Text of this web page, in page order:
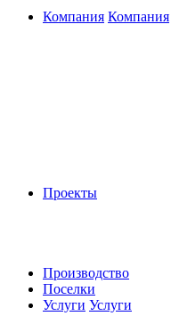
Компания Компания
Проекты
Производство
Поселки
Услуги Услуги